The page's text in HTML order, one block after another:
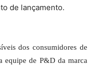
de lançamento.
dos consumidores de
equipe de P&D da marca